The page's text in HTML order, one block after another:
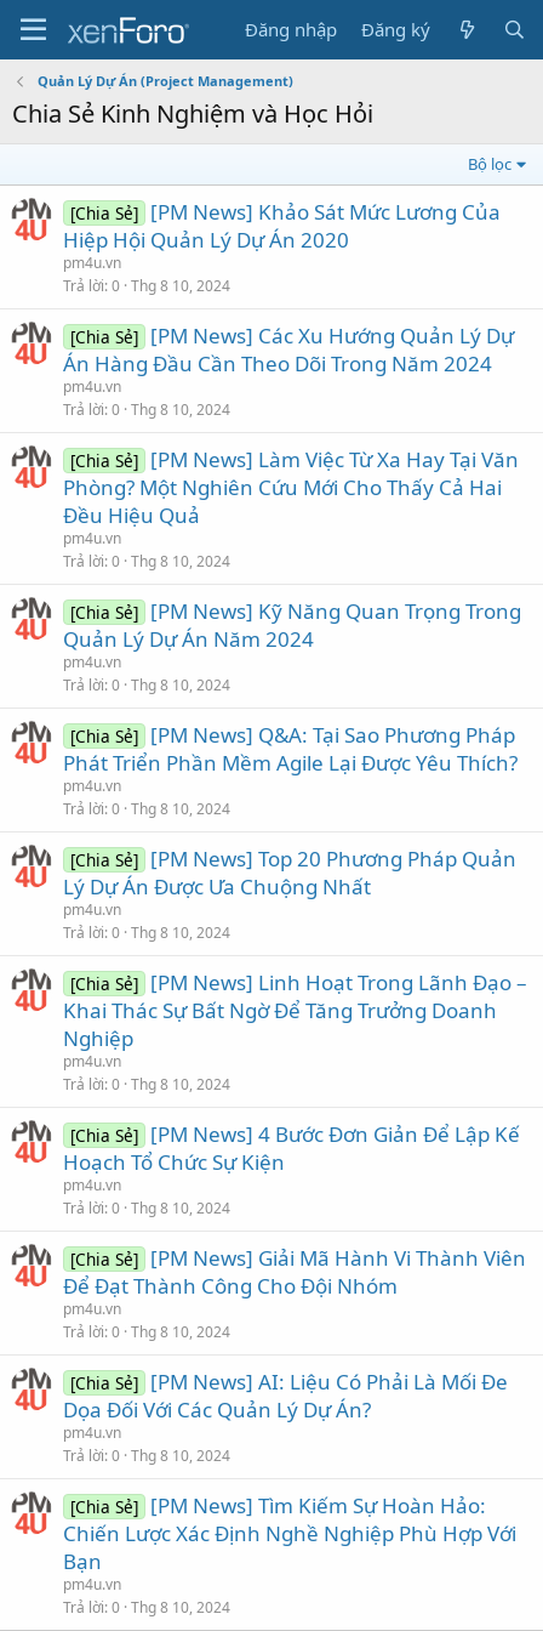
Đăng nhập Đăng ký
Quản Lý Dự Án (Project Management)
Chia Sẻ Kinh Nghiệm và Học Hỏi
Bộ lọc
[Chia Sẻ] [PM News] Khảo Sát Mức Lương Của
Hiệp Hội Quản Lý Dự Án 2020
pm4u.vn
Trả lời 0 Thg 8 10, 2024
[Chia Sẻ] [PM News] Các Xu Hướng Quản Lý Dự
Án Hàng Đầu Cần Theo Dõi Trong Năm 2024
pm4u.vn
Trả lời 0 Thg 8 10, 2024
[Chia Sẻ] [PM News] Làm Việc Từ Xa Hay Tại Văn
Phòng? Một Nghiên Cứu Mới Cho Thấy Cả Hai
Đều Hiệu Quả
pm4u.vn
Trả lời 0 Thg 8 10, 2024
[Chia Sẻ] [PM News] Kỹ Năng Quan Trọng Trong
Quản Lý Dự Án Năm 2024
pm4u.vn
Trả lời 0 Thg 8 10, 2024
[Chia Sẻ] [PM News] Q&A: Tại Sao Phương Pháp
Phát Triển Phần Mềm Agile Lại Được Yêu Thích?
pm4u.vn
Trả lời 0 Thg 8 10, 2024
[Chia Sẻ] [PM News] Top 20 Phương Pháp Quản
Lý Dự Án Được Ưa Chuộng Nhất
pm4u.vn
Trả lời 0 Thg 8 10, 2024
[Chia Sẻ] [PM News] Linh Hoạt Trong Lãnh Đạo –
Khai Thác Sự Bất Ngờ Để Tăng Trưởng Doanh
Nghiệp
pm4u.vn
Trả lời 0 Thg 8 10, 2024
[Chia Sẻ] [PM News] 4 Bước Đơn Giản Để Lập Kế
Hoạch Tổ Chức Sự Kiện
pm4u.vn
Trả lời 0 Thg 8 10, 2024
[Chia Sẻ] [PM News] Giải Mã Hành Vi Thành Viên
Để Đạt Thành Công Cho Đội Nhóm
pm4u.vn
Trả lời 0 Thg 8 10, 2024
[Chia Sẻ] [PM News] AI: Liệu Có Phải Là Mối Đe
Dọa Đối Với Các Quản Lý Dự Án?
pm4u.vn
Trả lời 0 Thg 8 10, 2024
[Chia Sẻ] [PM News] Tìm Kiếm Sự Hoàn Hảo:
Chiến Lược Xác Định Nghề Nghiệp Phù Hợp Với
Bạn
pm4u.vn
Trả lời 0 Thg 8 10, 2024